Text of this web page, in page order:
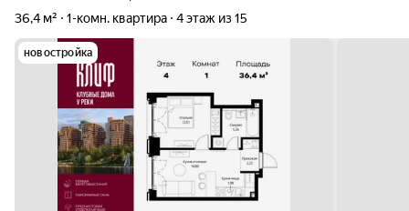
36,4 м²
1-комн. квартира 4 этаж из 15
новостройка